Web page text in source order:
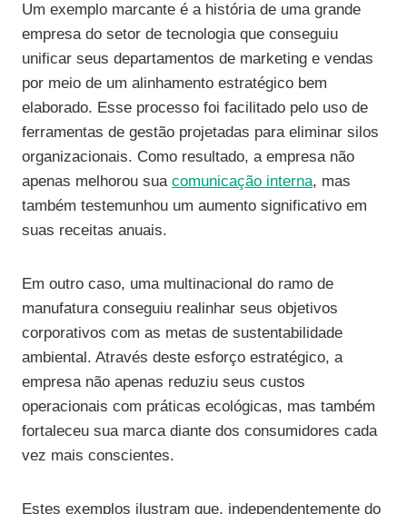
Um exemplo marcante é a história de uma grande
empresa do setor de tecnologia que conseguiu
unificar seus departamentos de marketing e vendas
por meio de um alinhamento estratégico bem
elaborado. Esse processo foi facilitado pelo uso de
ferramentas de gestão projetadas para eliminar silos
organizacionais. Como resultado, a empresa não
apenas melhorou sua comunicação interna, mas
também testemunhou um aumento significativo em
suas receitas anuais.
Em outro caso, uma multinacional do ramo de
manufatura conseguiu realinhar seus objetivos
corporativos com as metas de sustentabilidade
ambiental. Através deste esforço estratégico, a
empresa não apenas reduziu seus custos
operacionais com práticas ecológicas, mas também
fortaleceu sua marca diante dos consumidores cada
vez mais conscientes.
Estes exemplos ilustram que, independentemente do